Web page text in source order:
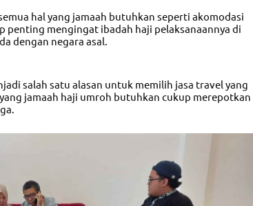
hal yang jamaah butuhkan seperti akomodasi
penting mengingat ibadah haji pelaksanaannya di
dengan negara asal.
salah satu alasan untuk memilih jasa travel yang
jamaah haji umroh butuhkan cukup merepotkan